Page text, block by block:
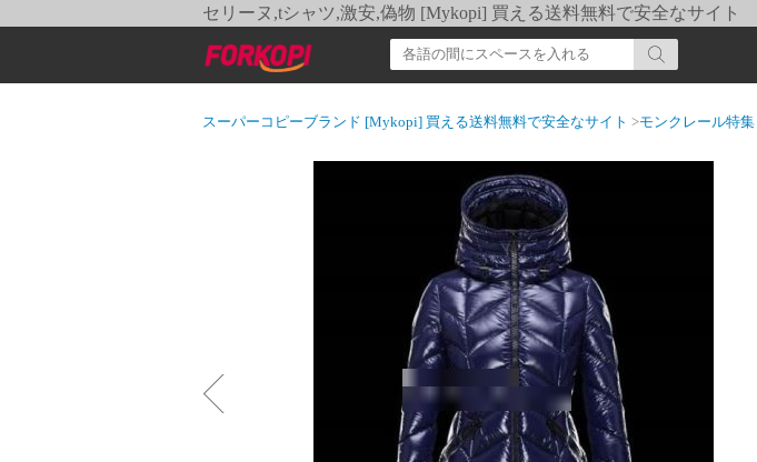
セリーヌ,tシャツ,激安,偽物 [Mykopi] 買える送料無料で安全なサイト
スーパーコピーブランド [Mykopi] 買える送料無料で安全なサイト >モンクレール特集